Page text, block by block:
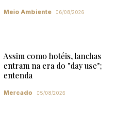
Meio Ambiente 06/08/2026
Assim como hotéis, lanchas
entram na era do "day use";
entenda
Mercado 05/08/2026